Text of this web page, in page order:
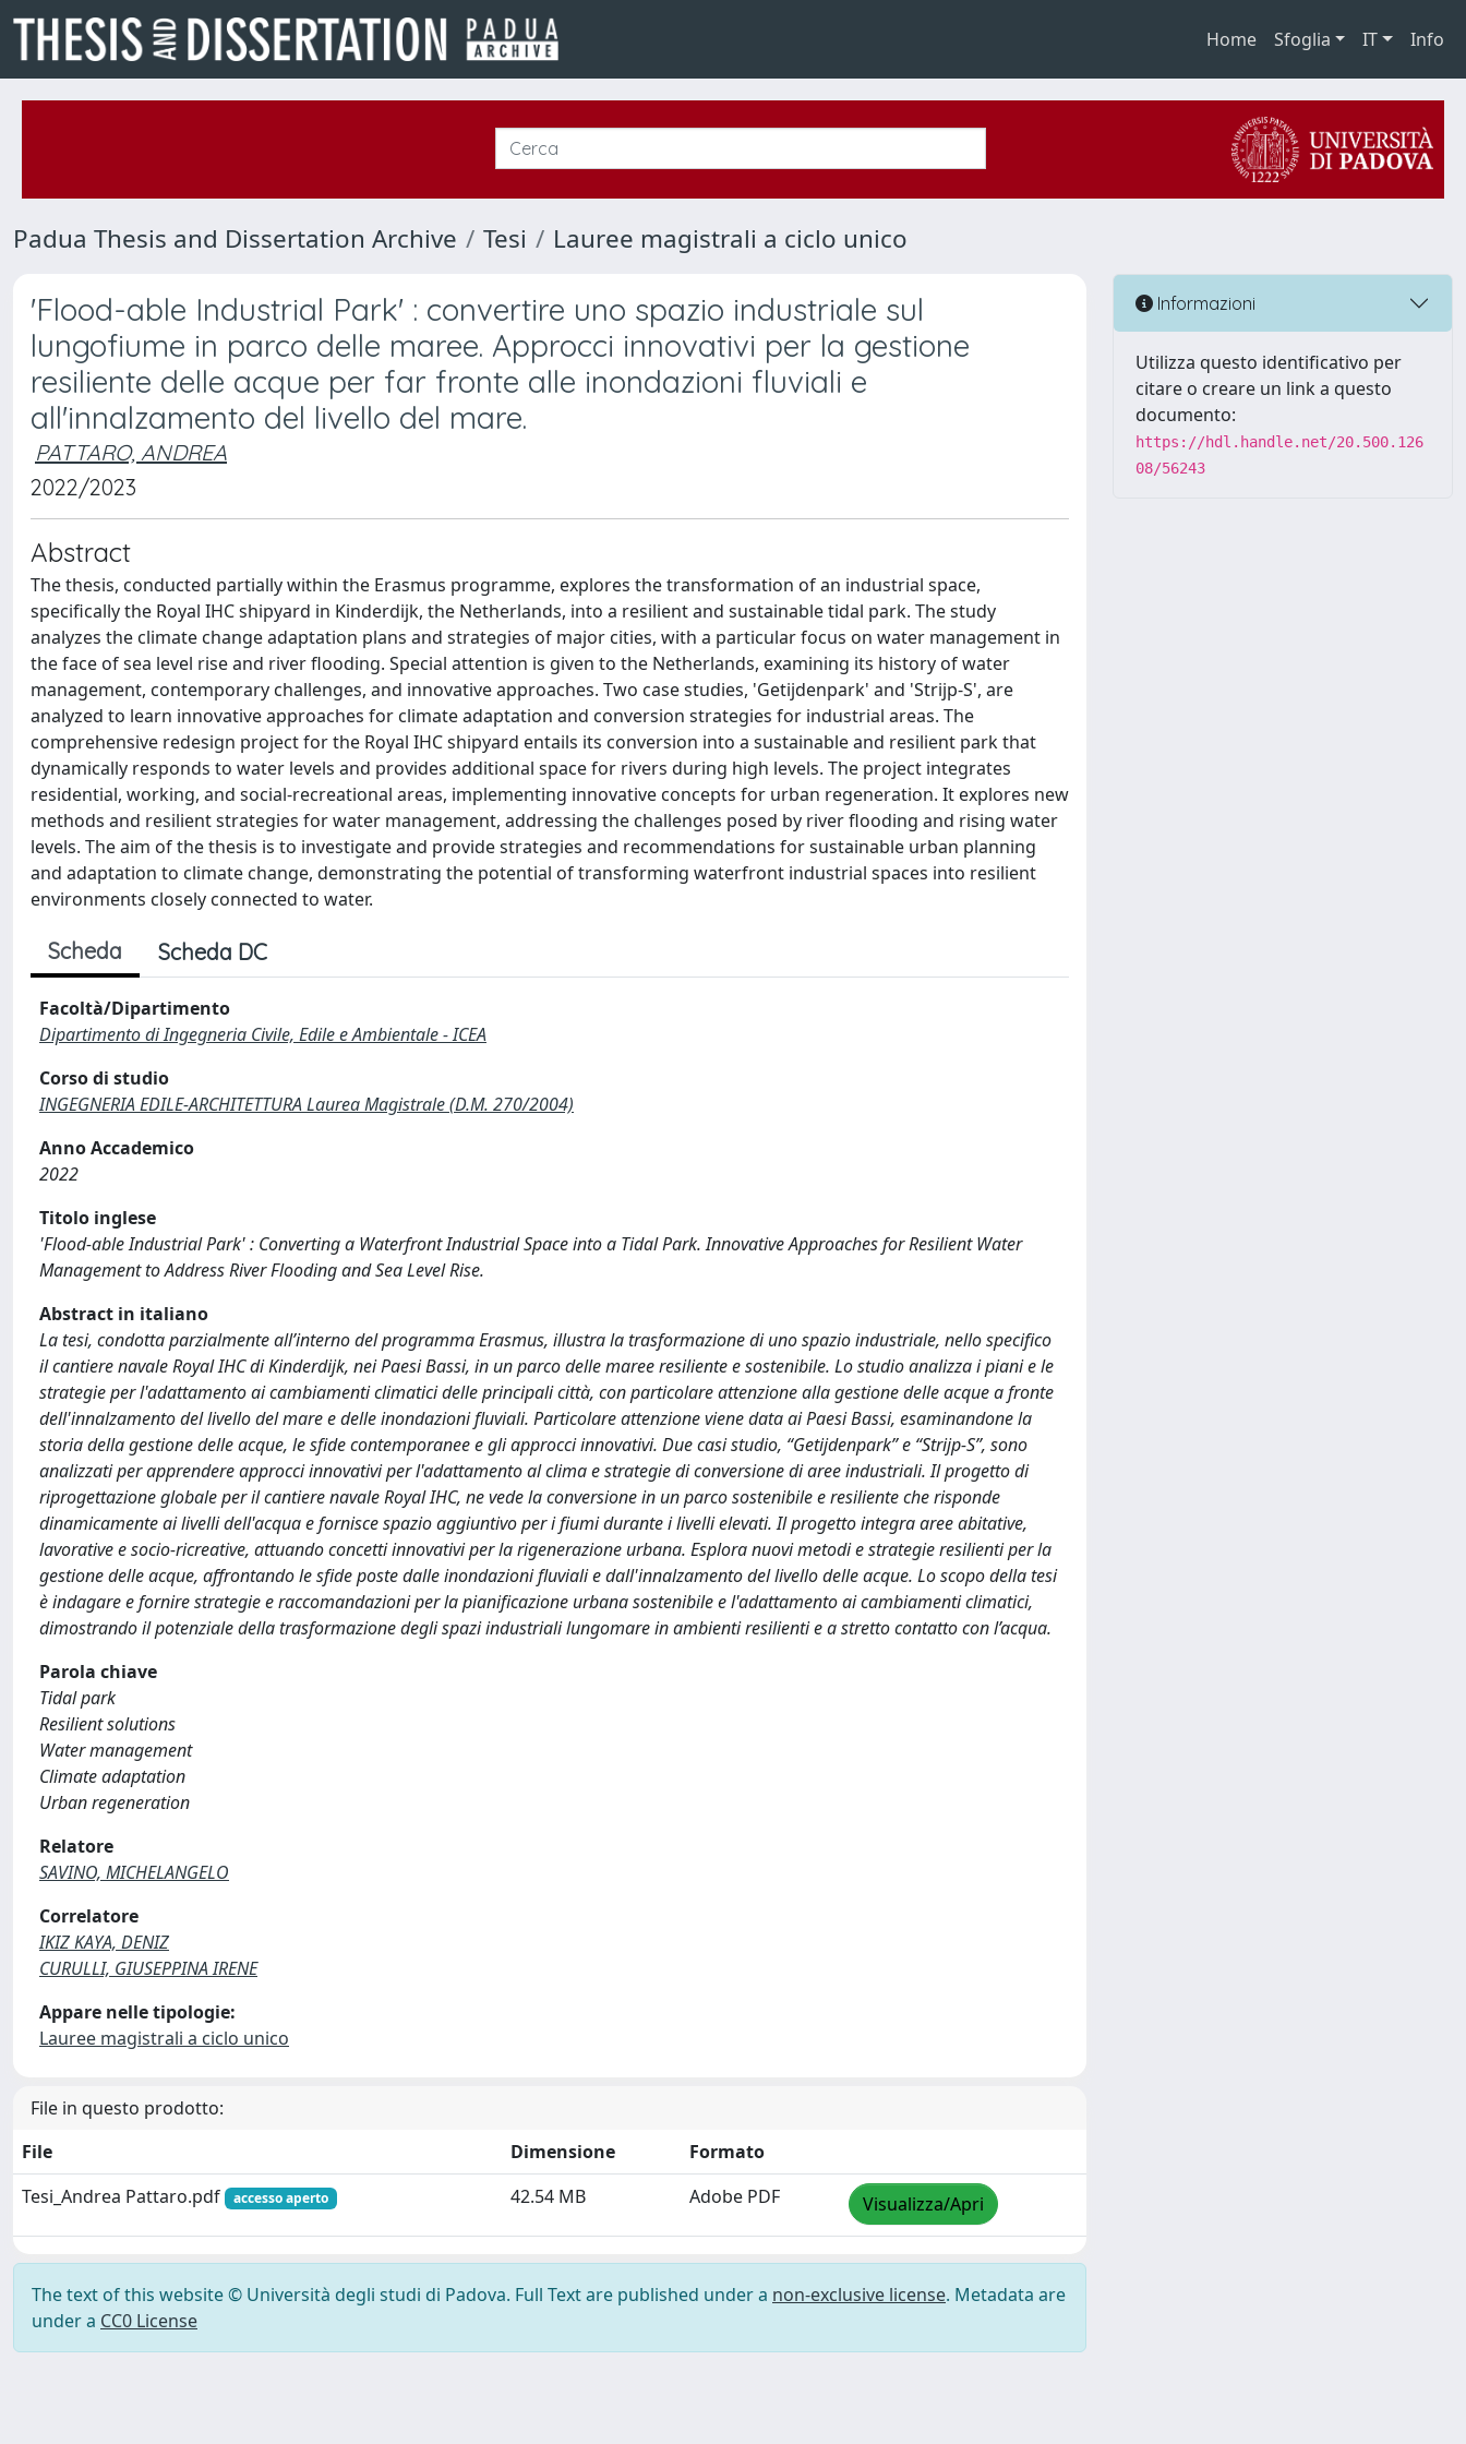
Home Sfoglia IT Info
Padua Thesis and Dissertation Archive Tesi Lauree magistrali a ciclo unico
'Flood-able Industrial Park' : convertire uno spazio industriale sul
lungofiume in parco delle maree. Approcci innovativi per la gestione
resiliente delle acque per far fronte alle inondazioni fluviali e
all'innalzamento del livello del mare.
PATTARO, ANDREA
2022/2023
Abstract
The thesis, conducted partially within the Erasmus programme, explores the transformation of an industrial space,
specifically the Royal IHC shipyard in Kinderdijk, the Netherlands, into a resilient and sustainable tidal park. The study
analyzes the climate change adaptation plans and strategies of major cities, with a particular focus on water management in
the face of sea level rise and river flooding. Special attention is given to the Netherlands, examining its history of water
management, contemporary challenges, and innovative approaches. Two case studies, 'Getijdenpark' and 'Strijp-S', are
analyzed to learn innovative approaches for climate adaptation and conversion strategies for industrial areas. The
comprehensive redesign project for the Royal IHC shipyard entails its conversion into a sustainable and resilient park that
dynamically responds to water levels and provides additional space for rivers during high levels. The project integrates
residential, working, and social-recreational areas, implementing innovative concepts for urban regeneration. It explores new
methods and resilient strategies for water management, addressing the challenges posed by river flooding and rising water
levels. The aim of the thesis is to investigate and provide strategies and recommendations for sustainable urban planning
and adaptation to climate change, demonstrating the potential of transforming waterfront industrial spaces into resilient
environments closely connected to water.
Scheda Scheda DC
Facoltà/Dipartimento
Dipartimento di Ingegneria Civile, Edile e Ambientale - ICEA
Corso di studio
INGEGNERIA EDILE-ARCHITETTURA Laurea Magistrale (D.M. 270/2004)
Anno Accademico
2022
Titolo inglese
'Flood-able Industrial Park' : Converting a Waterfront Industrial Space into a Tidal Park. Innovative Approaches for Resilient Water
Management to Address River Flooding and Sea Level Rise.
Abstract in italiano
La tesi, condotta parzialmente all’interno del programma Erasmus, illustra la trasformazione di uno spazio industriale, nello specifico
il cantiere navale Royal IHC di Kinderdijk, nei Paesi Bassi, in un parco delle maree resiliente e sostenibile. Lo studio analizza i piani e le
strategie per l'adattamento ai cambiamenti climatici delle principali città, con particolare attenzione alla gestione delle acque a fronte
dell'innalzamento del livello del mare e delle inondazioni fluviali. Particolare attenzione viene data ai Paesi Bassi, esaminandone la
storia della gestione delle acque, le sfide contemporanee e gli approcci innovativi. Due casi studio, “Getijdenpark” e “Strijp-S”, sono
analizzati per apprendere approcci innovativi per l'adattamento al clima e strategie di conversione di aree industriali. Il progetto di
riprogettazione globale per il cantiere navale Royal IHC, ne vede la conversione in un parco sostenibile e resiliente che risponde
dinamicamente ai livelli dell'acqua e fornisce spazio aggiuntivo per i fiumi durante i livelli elevati. Il progetto integra aree abitative,
lavorative e socio-ricreative, attuando concetti innovativi per la rigenerazione urbana. Esplora nuovi metodi e strategie resilienti per la
gestione delle acque, affrontando le sfide poste dalle inondazioni fluviali e dall'innalzamento del livello delle acque. Lo scopo della tesi
è indagare e fornire strategie e raccomandazioni per la pianificazione urbana sostenibile e l'adattamento ai cambiamenti climatici,
dimostrando il potenziale della trasformazione degli spazi industriali lungomare in ambienti resilienti e a stretto contatto con l’acqua.
Parola chiave
Tidal park
Resilient solutions
Water management
Climate adaptation
Urban regeneration
Relatore
SAVINO, MICHELANGELO
Correlatore
IKIZ KAYA, DENIZ
CURULLI, GIUSEPPINA IRENE
Appare nelle tipologie:
Lauree magistrali a ciclo unico
File in questo prodotto:
File
Dimensione
Formato
Tesi_Andrea Pattaro.pdf
accesso aperto 42.54 MB Adobe PDF Visualizza/Apri
The text of this website © Università degli studi di Padova. Full Text are published under a non-exclusive license. Metadata are
under a CC0 License
Informazioni
Utilizza questo identificativo per
citare o creare un link a questo
documento:
https://hdl.handle.net/20.500.126
08/56243